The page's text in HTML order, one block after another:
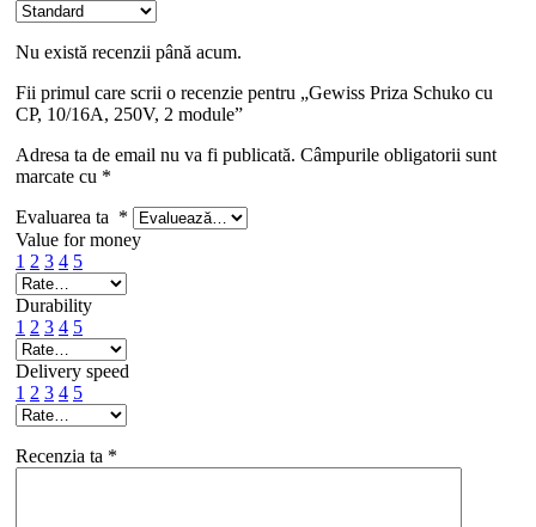
Nu există recenzii până acum.
Fii primul care scrii o recenzie pentru „Gewiss Priza Schuko cu
CP, 10/16A, 250V, 2 module”
Adresa ta de email nu va fi publicată. Câmpurile obligatorii sunt
marcate cu *
Evaluarea ta *
Value for money
1 2 3 4 5
Durability
1 2 3 4 5
Delivery speed
1 2 3 4 5
Recenzia ta *